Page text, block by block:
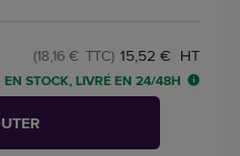
15,52 € HT
(18,16 € TTC)
EN STOCK, LIVRÉ EN 24/48H